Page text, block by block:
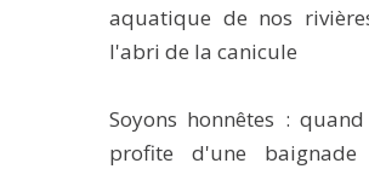
WORKING PAPERS
NOS TRAVAUX EN VIDÉO
aquatique de nos
l'abri de la canicule
Soyons honnêtes :
profite d'une baignade